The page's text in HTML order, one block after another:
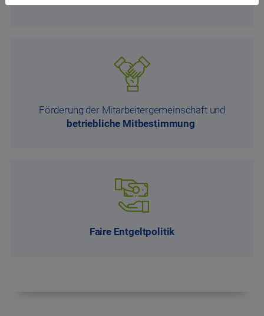
Förderung der Mitarbeiter­gemeinschaft und
betriebliche Mitbestimmung
Faire Entgeltpolitik